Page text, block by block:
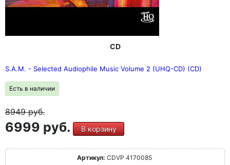
CD
S.A.M. - Selected Audiophile Music Volume 2 (UHQ-CD) (CD)
Есть в наличии
8949руб.
6999 руб. В корзину
Артикул: CDVP 4170085